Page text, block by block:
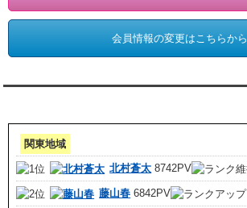
会員情報の変更はこちらから
関東地域
北村蒼太 8742PV
藤山春 6842PV